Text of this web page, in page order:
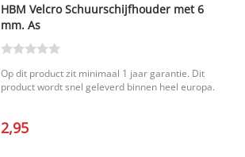
HBM Velcro Schuurschijfhouder met 6
mm. As
Op dit product zit minimaal 1 jaar garantie. Dit
product wordt snel geleverd binnen heel europa.
2,95